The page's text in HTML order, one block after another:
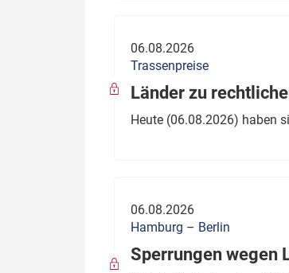
06.08.2026
Trassenpreise
Länder zu
Heute (06.08.2026) haben
06.08.2026
Hamburg – Berlin
Sperrungen wegen